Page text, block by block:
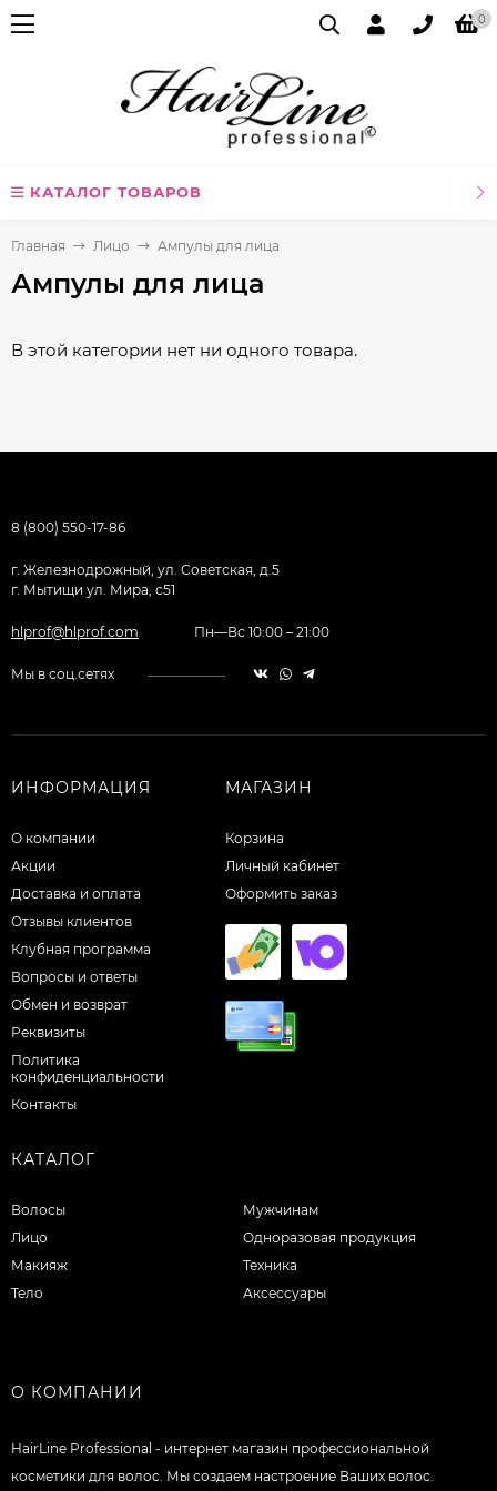
0
КАТАЛОГ ТОВАРОВ
Главная Лицо Ампулы для лица
Ампулы для лица
В этой категории нет ни одного товара.
8 (800) 550-17-86
г. Железнодрожный, ул. Советская, д.5
г. Мытищи ул. Мира, с51
hlprof@hlprof.com Пн—Вс 10:00 – 21:00
Мы в соц.сетях
ИНФОРМАЦИЯ
О компании
Акции
Доставка и оплата
Отзывы клиентов
Клубная программа
Вопросы и ответы
Обмен и возврат
Реквизиты
Политика
конфиденциальности
Контакты
МАГАЗИН
Корзина
Личный кабинет
Оформить заказ
КАТАЛОГ
Волосы
Лицо
Макияж
Тело
Мужчинам
Одноразовая продукция
Техника
Аксессуары
О КОМПАНИИ
HairLine Professional - интернет магазин профессиональной
косметики для волос. Мы создаем настроение Ваших волос.